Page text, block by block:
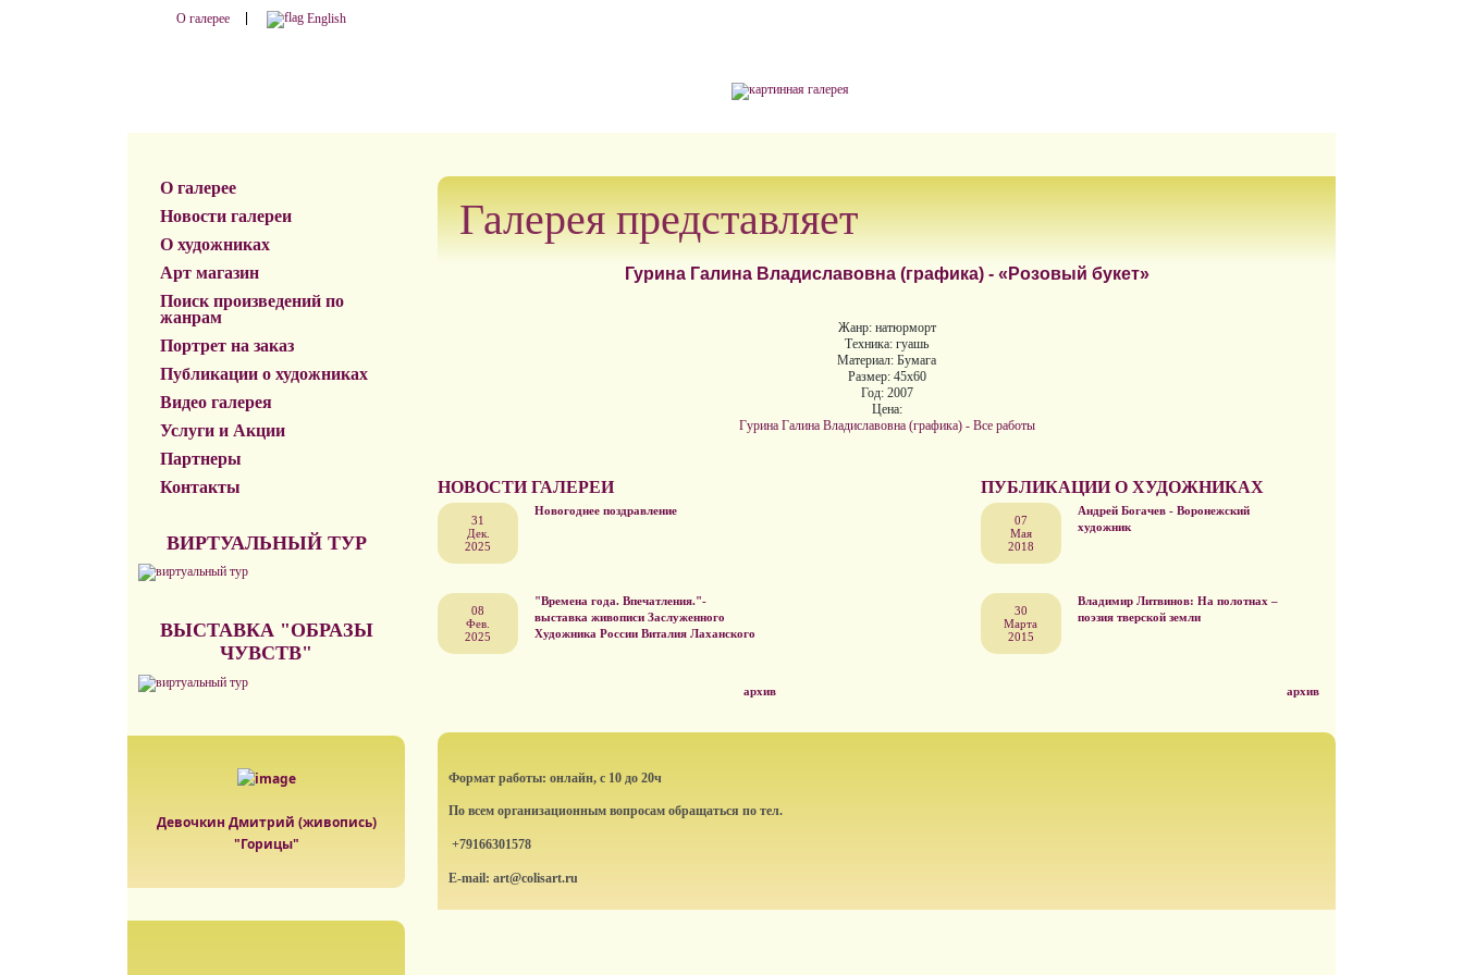
О галерее English
О галерее
Новости галереи
О художниках
Арт магазин
Поиск произведений по
жанрам
Портрет на заказ
Публикации о художниках
Видео галерея
Услуги и Акции
Партнеры
Контакты
ВИРТУАЛЬНЫЙ ТУР
ВЫСТАВКА "ОБРАЗЫ
ЧУВСТВ"
Девочкин Дмитрий (живопись)
"Горицы"
Галерея представляет
Гурина Галина Владиславовна (графика) - «Розовый букет»
Жанр: натюрморт
Техника: гуашь
Материал: Бумага
Размер: 45х60
Год: 2007
Цена:
Гурина Галина Владиславовна (графика) - Все работы
НОВОСТИ ГАЛЕРЕИ
31
Дек.
2025
Новогоднее поздравление
08
Фев.
2025
"Времена года. Впечатления."-
выставка живописи Заслуженного
Художника России Виталия Лаханского
архив
ПУБЛИКАЦИИ О ХУДОЖНИКАХ
07
Мая
2018
Андрей Богачев - Воронежский
художник
30
Марта
2015
Владимир Литвинов: На полотнах –
поэзия тверской земли
архив
Формат работы: онлайн, с 10 до 20ч
По всем организационным вопросам обращаться по тел.
+79166301578
E-mail: art@colisart.ru